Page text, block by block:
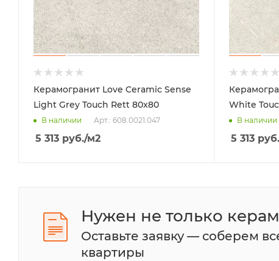
Керамогранит Love Ceramic Sense
Light Grey Touch Rett 80x80
В наличии Арт.: 608.0021.047
5 313 руб./м2
White
В наличии
5 313руб.
Нужен не только
Оставьте заявку — соберем
квартиры